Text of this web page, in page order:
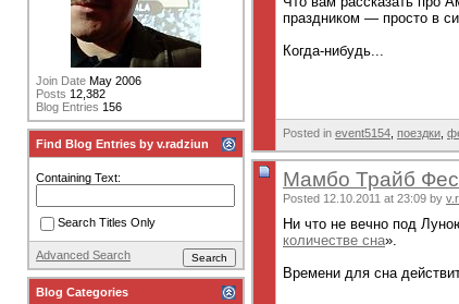
праздником — просто в
Когда-нибудь...
Posted in event5154 поездки
Мамбо Трайб
Posted 12.10.2011 at 23:09 by
Ни что не вечно под
количестве сна».
Времени для сна
Join Date May 2006
Posts 12,382
Blog Entries 156
Find Blog Entries by v.radziun
Containing Text:
Search Titles Only
Advanced Search
Blog Categories